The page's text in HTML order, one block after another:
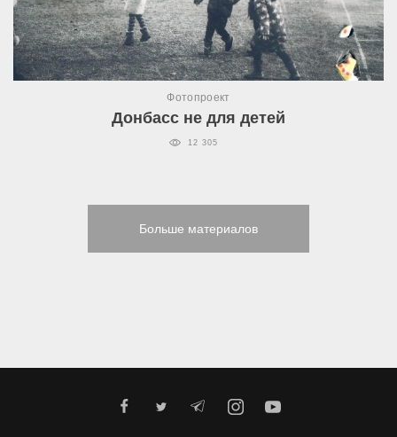
Фотопроект
Донбасс не для детей
12 305
Больше материалов